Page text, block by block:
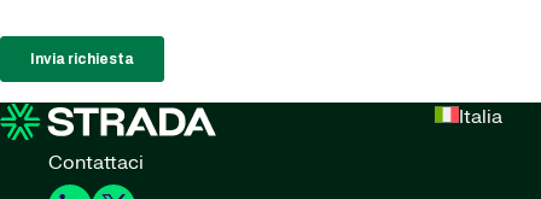
Italia
Contattaci